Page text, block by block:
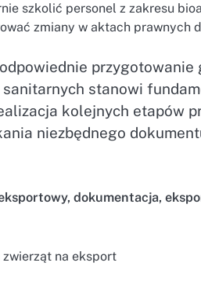
szkolić personel z zakresu
zmiany w aktach prawnych
stanowi
kolejnych etapów
niezbędnego
, dokumentacja,
na eksport